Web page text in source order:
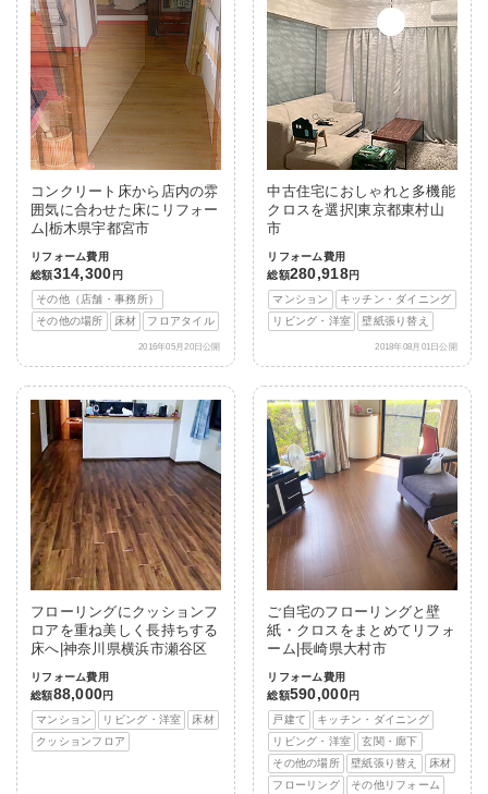
コンクリート床から店内の雰
囲気に合わせた床にリフォー
ム|栃木県宇都宮市
リフォーム費用
総額314,300 円
その他（店舗・事務所）
その他の場所
床材 フロアタイル
2016年05月20日公開
中古住宅におしゃれと多機能
クロスを選択|東京都東村山
市
リフォーム費用
総額280,918円
マンション
キッチン・ダイニング
リビング・洋室
壁紙張り替え
2018年08月01日公開
フローリングにクッションフ
ロアを重ね美しく長持ちする
床へ|神奈川県横浜市瀬谷区
リフォーム費用
総額88,000円
マンション
リビング・洋室
床材
クッションフロア
ご自宅のフローリングと壁
紙・クロスをまとめてリフォ
ーム|長崎県大村市
リフォーム費用
総額590,000円
戸建て
キッチン・ダイニング
リビング・洋室
玄関・廊下
その他の場所
壁紙張り替え
床材
フローリング
その他リフォーム